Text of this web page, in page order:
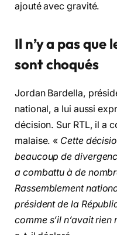
ajouté avec gravité.
Il n’y a pas que
sont choqués
Jordan Bardella,
national, a lui aussi
décision. Sur RTL, il a
malaise. « Cette
beaucoup de
a combattu à de
Rassemblement
président de la
comme s’il n’avait